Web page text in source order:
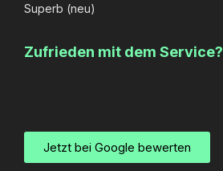
Superb (neu)
Zufrieden mit dem Service?
Jetzt bei Google bewerten